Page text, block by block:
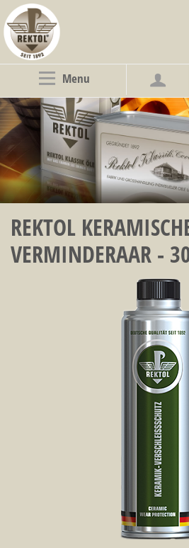
Menu
REKTOL
VERMINDERAAR -